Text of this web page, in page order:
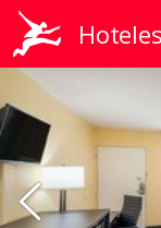
Hoteles